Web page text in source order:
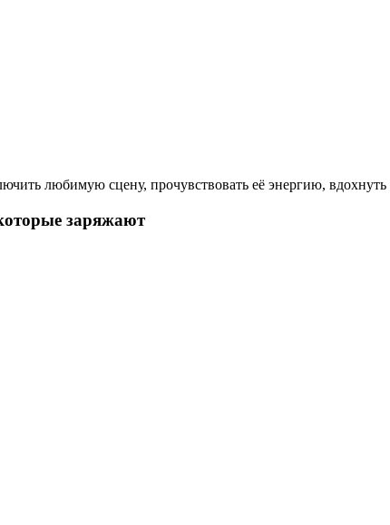
любимую сцену, прочувствовать её энергию,
заряжают